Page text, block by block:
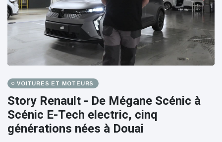
VOITURES ET MOTEURS
Story Renault - De Mégane Scénic à
Scénic E-Tech electric, cinq
générations nées à Douai